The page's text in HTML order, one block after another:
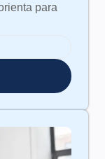
para